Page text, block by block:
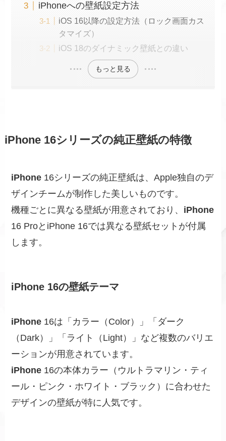
iPhoneへの壁紙設定方法
iOS 16以降の設定方法（ロック画面カス
タマイズ）
iOS 18のダイナミック壁紙との違い
もっと見る
iPhone 16シリーズの純正壁紙の特徴
iPhone 16シリーズの純正壁紙は、Apple独自のデ
ザインチームが制作した美しいものです。
機種ごとに異なる壁紙が用意されており、 iPhone
16 ProとiPhone 16では異なる壁紙セットが付属
します。
iPhone 16の壁紙テーマ
iPhone 16は「カラー（Color）」「ダーク
（Dark）」「ライト（Light）」など複数のバリエ
ーションが用意されています。
iPhone 16の本体カラー（ウルトラマリン・ティ
ール・ピンク・ホワイト・ブラック）に合わせた
デザインの壁紙が特に人気です。